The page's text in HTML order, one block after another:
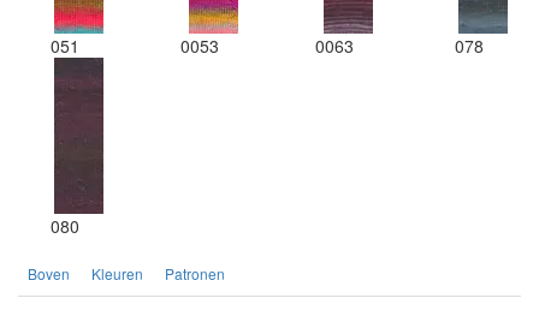
051 0053 0063 078
080
Boven Kleuren Patronen